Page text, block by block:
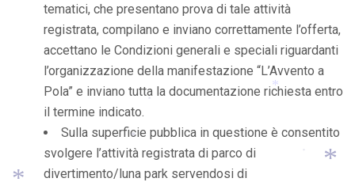
tematici, che presentano prova di tale attività
registrata, compilano e inviano correttamente l’offerta,
accettano le Condizioni generali e speciali riguardanti
l’organizzazione della manifestazione “L’Avvento a
Pola” e inviano tutta la documentazione richiesta entro
il termine indicato.
Sulla superficie pubblica in questione è consentito
svolgere l’attività registrata di parco di
divertimento/luna park servendosi di
*
*